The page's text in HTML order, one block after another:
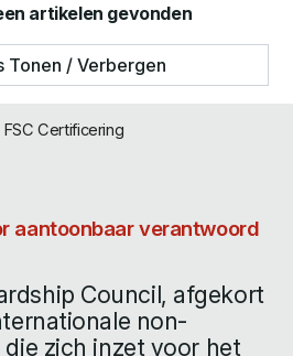
artikelen gevonden
Tonen / Verbergen
FSC Certificering
aantoonbaar verantwoord
Council, afgekort
non-
zich inzet voor het